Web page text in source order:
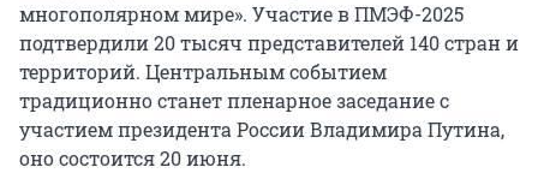
многополярном мире». Участие в ПМЭФ-2025
подтвердили 20 тысяч представителей 140 стран и
территорий. Центральным событием
традиционно станет пленарное заседание с
участием президента России Владимира Путина,
оно состоится 20 июня.